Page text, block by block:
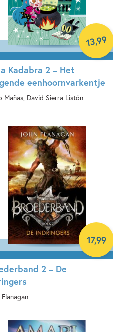
Kadabra 2 – Het
eenhoornvarkentje
Mañas, David Sierra Listón
13,99
2 – De
17,99